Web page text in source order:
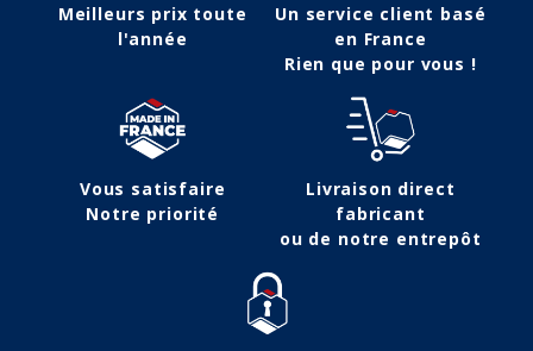
Meilleurs prix toute
l'année
Un service client basé
en France
Rien que pour vous !
Vous satisfaire
Notre priorité
Livraison direct
fabricant
ou de notre entrepôt